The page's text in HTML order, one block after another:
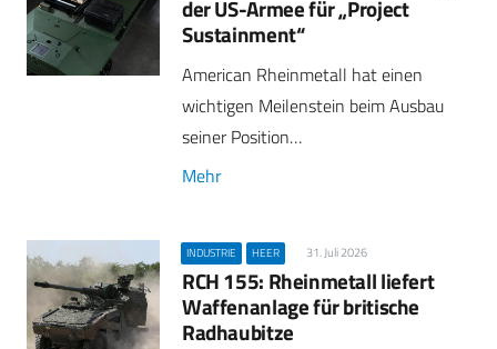
der US-Armee für „Project
Sustainment“
American Rheinmetall hat einen
wichtigen Meilenstein beim Ausbau
seiner Position…
Mehr
INDUSTRIE HEER 31. Juli 2026
RCH 155: Rheinmetall liefert
Waffenanlage für britische
Radhaubitze